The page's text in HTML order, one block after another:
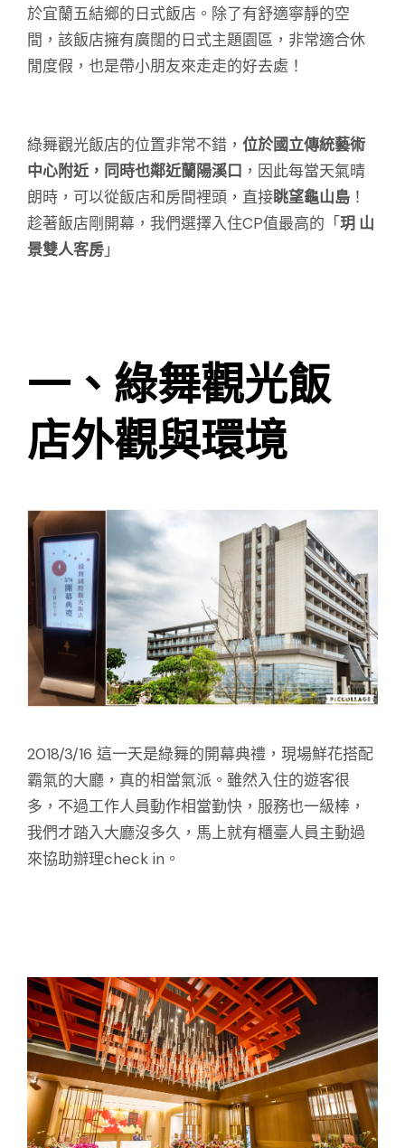
於宜蘭五結鄉的日式飯店。除了有舒適寧靜的空
間，該飯店擁有廣闊的日式主題園區，非常適合休
閒度假，也是帶小朋友來走走的好去處！
綠舞觀光飯店的位置非常不錯， 位於國立傳統藝術
中心附近，同時也鄰近蘭陽溪口 ，因此每當天氣晴
朗時，可以從飯店和房間裡頭，直接眺望龜山島 ！
趁著飯店剛開幕，我們選擇入住CP值最高的「玥 山
景雙人客房」
一、綠舞觀光飯
店外觀與環境
2018/3/16 這一天是綠舞的開幕典禮，現場鮮花搭配
霸氣的大廳，真的相當氣派。雖然入住的遊客很
多，不過工作人員動作相當勤快，服務也一級棒，
我們才踏入大廳沒多久，馬上就有櫃臺人員主動過
來協助辦理check in。